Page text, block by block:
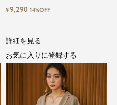
¥9,290 14%OFF
詳細を見る
お気に入りに登録する